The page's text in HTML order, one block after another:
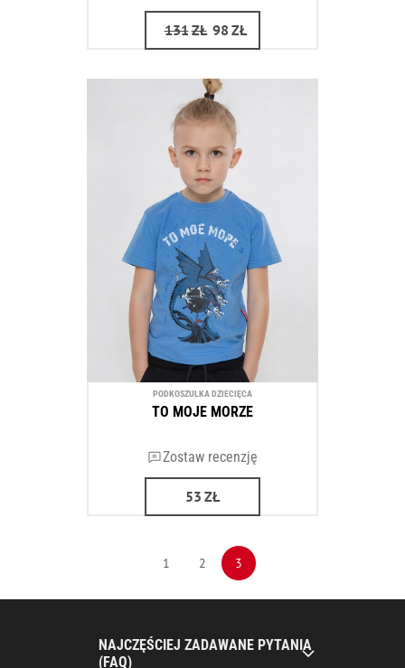
131ZŁ 98 ZŁ
PODKOSZULKA DZIECIĘCA
TO MOJE MORZE
Zostaw recenzję
53 ZŁ
1 2 3
NAJCZĘŚCIEJ ZADAWANE PYTANIA
(FAQ)